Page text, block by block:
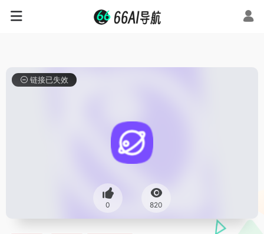
0 820
链接已失效